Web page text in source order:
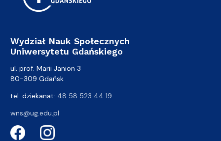
Wydział Nauk Społecznych
Uniwersytetu Gdańskiego
ul. prof. Marii Janion 3
80-309 Gdańsk
tel. dziekanat: 48 58 523 44 19
wns@ug.edu.pl